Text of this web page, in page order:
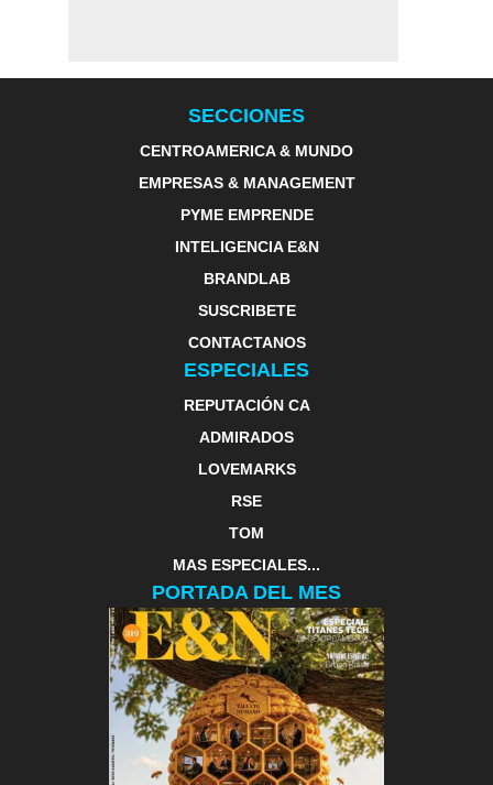
SECCIONES
CENTROAMERICA & MUNDO
EMPRESAS & MANAGEMENT
PYME EMPRENDE
INTELIGENCIA E&N
BRANDLAB
SUSCRIBETE
CONTACTANOS
ESPECIALES
REPUTACIÓN CA
ADMIRADOS
LOVEMARKS
RSE
TOM
MAS ESPECIALES...
PORTADA DEL MES